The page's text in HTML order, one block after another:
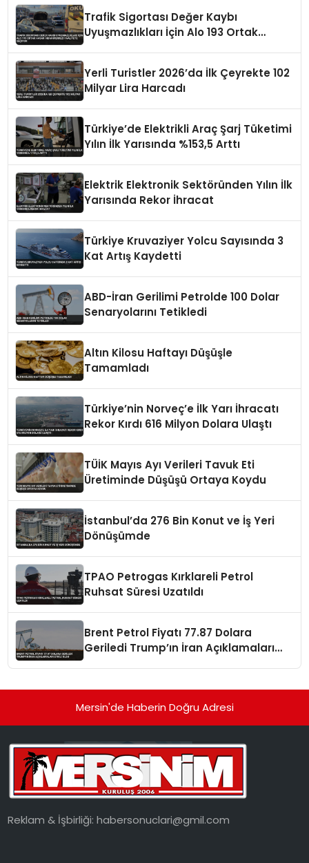
Trafik Sigortası Değer Kaybı
Uyuşmazlıkları İçin Alo 193 Ortak
Yerli Turistler 2026’da İlk Çeyrekte 102
Milyar Lira Harcadı
Türkiye’de Elektrikli Araç Şarj Tüketimi
Yılın İlk Yarısında %153,5 Arttı
Elektrik Elektronik Sektöründen Yılın İlk
Yarısında Rekor İhracat
Türkiye Kruvaziyer Yolcu Sayısında 3
Kat Artış Kaydetti
ABD-İran Gerilimi Petrolde 100 Dolar
Senaryolarını Tetikledi
Altın Kilosu Haftayı Düşüşle
Tamamladı
Türkiye’nin Norveç’e İlk Yarı İhracatı
Rekor Kırdı 616 Milyon Dolara Ulaştı
TÜİK Mayıs Ayı Verileri Tavuk Eti
Üretiminde Düşüşü Ortaya Koydu
İstanbul’da 276 Bin Konut ve İş Yeri
Dönüşümde
TPAO Petrogas Kırklareli Petrol
Ruhsat Süresi Uzatıldı
Brent Petrol Fiyatı 77.87 Dolara
Geriledi Trump’ın İran Açıklamaları
Mersin'de Haberin Doğru Adresi
Reklam & İşbirliği:habersonuclari@gmil.com